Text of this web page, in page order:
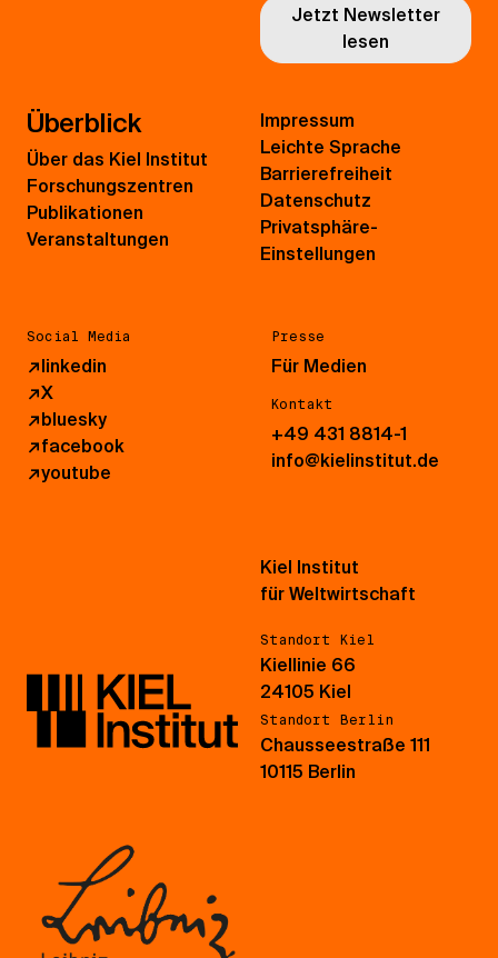
Jetzt Newsletter
lesen
Überblick
Über das Kiel Institut
Forschungszentren
Publikationen
Veranstaltungen
Social Media
↗linkedin
↗X
↗bluesky
↗facebook
↗youtube
Presse
Für Medien
Kontakt
+49 431 8814-1
info@kielinstitut.de
Impressum
Leichte Sprache
Barrierefreiheit
Datenschutz
Privatsphäre-
Einstellungen
Kiel Institut
für Weltwirtschaft
Standort Kiel
Kiellinie 66
24105 Kiel
Standort Berlin
Chausseestraße 111
10115 Berlin